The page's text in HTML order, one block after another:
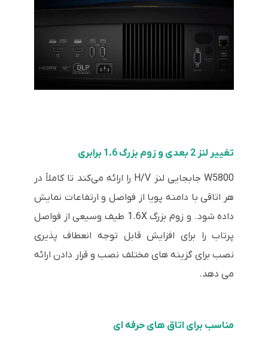
تغییر لنز 2 بعدی و زوم بزرگ 1.6 برابری
W5800 جابجایی لنز H/V را ارائه می‌کند تا کاملاً در
هر اتاقی با دامنه پویا از فواصل و ارتفاعات نمایش
داده شود. و زوم بزرگ 1.6X طیف وسیعی از فواصل
پرتاب را برای افزایش قابل توجه انعطاف پذیری
نصب برای گزینه های مختلف نصب و قرار دادن ارائه
می دهد.
مناسب برای اتاق های حرفه ای